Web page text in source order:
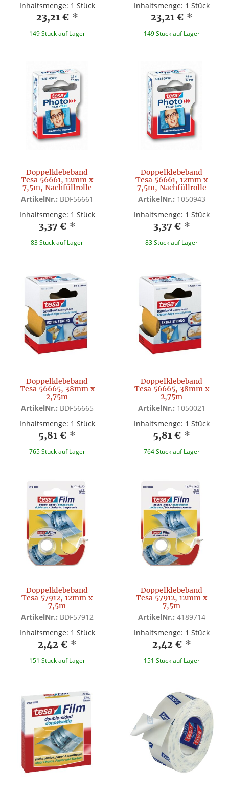
Inhaltsmenge: 1 Stück
23,21 € *
149 Stück auf Lager
Inhaltsmenge: 1 Stück
23,21 € *
149 Stück auf Lager
Doppelklebeband
Tesa 56661, 12mm x
7,5m, Nachfüllrolle
ArtikelNr.: BDF56661
Inhaltsmenge: 1 Stück
3,37 € *
83 Stück auf Lager
Doppelklebeband
Tesa 56661, 12mm x
7,5m, Nachfüllrolle
ArtikelNr.: 1050943
Inhaltsmenge: 1 Stück
3,37 € *
83 Stück auf Lager
Doppelklebeband
Tesa 56665, 38mm x
2,75m
ArtikelNr.: BDF56665
Inhaltsmenge: 1 Stück
5,81 € *
765 Stück auf Lager
Doppelklebeband
Tesa 56665, 38mm x
2,75m
ArtikelNr.: 1050021
Inhaltsmenge: 1 Stück
5,81 € *
764 Stück auf Lager
Doppelklebeband
Tesa 57912, 12mm x
7,5m
ArtikelNr.: BDF57912
Inhaltsmenge: 1 Stück
2,42 € *
151 Stück auf Lager
Doppelklebeband
Tesa 57912, 12mm x
7,5m
ArtikelNr.: 4189714
Inhaltsmenge: 1 Stück
2,42 € *
151 Stück auf Lager